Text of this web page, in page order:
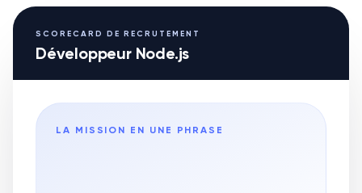
SCORECARD DE RECRUTEMENT
Développeur Node.js
LA MISSION EN UNE PHRASE